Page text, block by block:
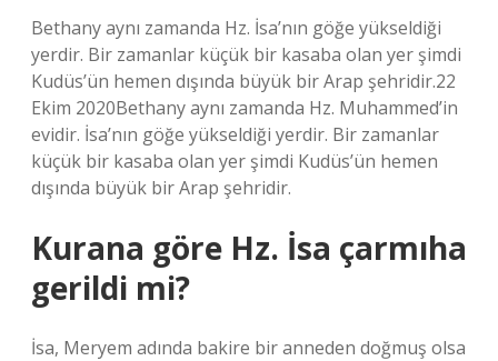
Bethany aynı zamanda Hz. İsa’nın göğe yükseldiği
yerdir. Bir zamanlar küçük bir kasaba olan yer şimdi
Kudüs’ün hemen dışında büyük bir Arap şehridir.22
Ekim 2020Bethany aynı zamanda Hz. Muhammed’in
evidir. İsa’nın göğe yükseldiği yerdir. Bir zamanlar
küçük bir kasaba olan yer şimdi Kudüs’ün hemen
dışında büyük bir Arap şehridir.
Kurana göre Hz. İsa çarmıha
gerildi mi?
İsa, Meryem adında bakire bir anneden doğmuş olsa